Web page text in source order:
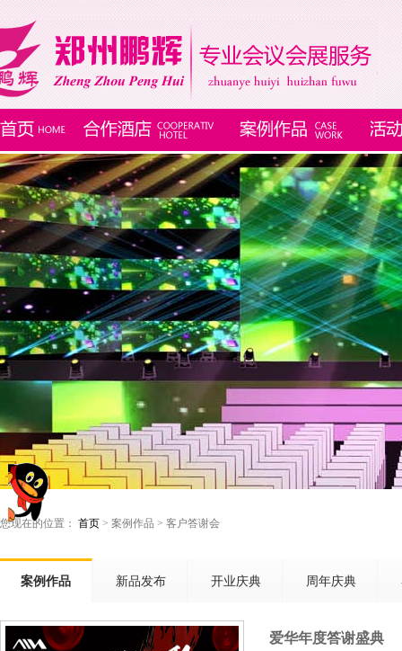
您现在的位置： 首页 > 案例作品 > 客户答谢会
案例作品 新品发布 开业庆典 周年庆典
爱华年度答谢盛典